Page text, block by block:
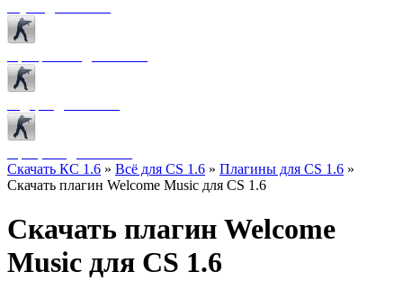
Скачать КС 1.6 » Всё для CS 1.6 » Плагины для CS 1.6 »
Скачать плагин Welcome Music для CS 1.6
Скачать плагин Welcome
Music для CS 1.6